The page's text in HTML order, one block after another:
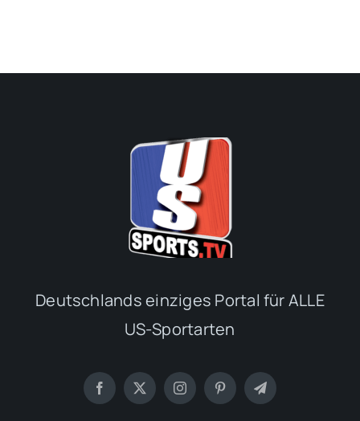
Deutschlands einziges Portal für ALLE
US-Sportarten